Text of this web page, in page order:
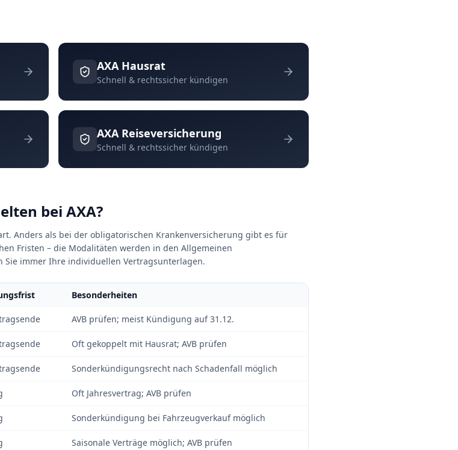
AXA Hausrat
Schnell & rechtssicher kündigen
AXA Reiseversicherung
Schnell & rechtssicher kündigen
bei AXA?
Anders als bei der obligatorischen Krankenversicherung gibt es für
Fristen – die Modalitäten werden in den Allgemeinen
Sie immer Ihre individuellen Vertragsunterlagen.
Besonderheiten
AVB prüfen; meist Kündigung auf 31.12.
Oft gekoppelt mit Hausrat; AVB prüfen
Sonderkündigungsrecht nach Schadenfall möglich
Oft Jahresvertrag; AVB prüfen
Sonderkündigung bei Fahrzeugverkauf möglich
Saisonale Verträge möglich; AVB prüfen